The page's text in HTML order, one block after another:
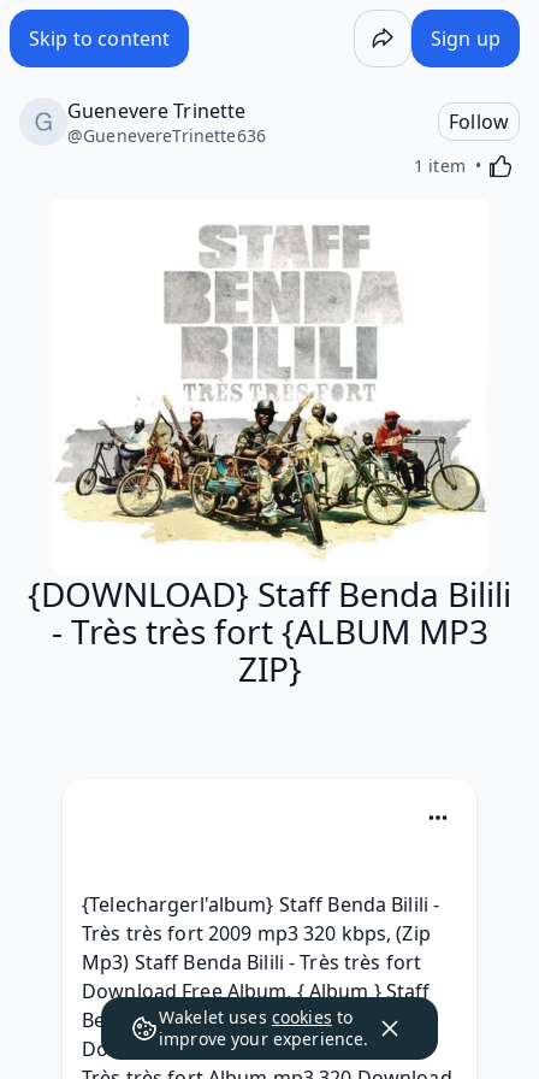
Skip to content Sign up
Guenevere Trinette
@GuenevereTrinette636
Follow
1 item
{DOWNLOAD} Staff Benda Bilili
- Très très fort {ALBUM MP3
ZIP}
{Telechargerl'album} Staff Benda Bilili -
Très très fort 2009 mp3 320 kbps, (Zip
Mp3) Staff Benda Bilili - Très très fort
Download Free Album, { Album } Staff
Benda Bilili - Très très fort Album zip
Download, { 2009 } Staff Benda Bilili -
Wakelet uses cookies to
improve your experience.